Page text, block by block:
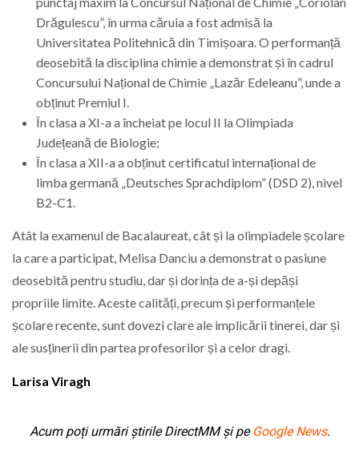
Drăgulescu”, în urma căruia a fost admisă la
Universitatea Politehnică din Timișoara. O performanță
deosebită la disciplina chimie a demonstrat și în cadrul
Concursului Național de Chimie „Lazăr Edeleanu”, unde a
obținut Premiul I.
În clasa a XI-a a încheiat pe locul II la Olimpiada
Județeană de Biologie;
În clasa a XII-a a obținut certificatul internațional de
limba germană „Deutsches Sprachdiplom” (DSD 2), nivel
B2-C1.
Atât la examenul de Bacalaureat, cât și la olimpiadele școlare
la care a participat, Melisa Danciu a demonstrat o pasiune
deosebită pentru studiu, dar și dorința de a-și depăși
propriile limite. Aceste calități, precum și performanțele
școlare recente, sunt dovezi clare ale implicării tinerei, dar și
ale susținerii din partea profesorilor și a celor dragi.
Larisa Viragh
Acum poți urmări știrile DirectMM și pe Google News.